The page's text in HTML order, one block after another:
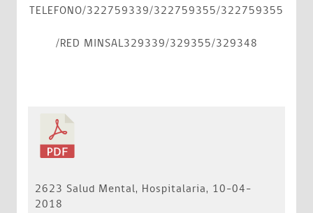
TELEFONO/322759339/322759355/322759355
/RED MINSAL329339/329355/329348
2623 Salud Mental, Hospitalaria, 10-04-
2018